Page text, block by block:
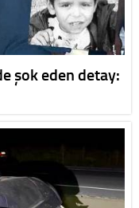
şok eden detay: